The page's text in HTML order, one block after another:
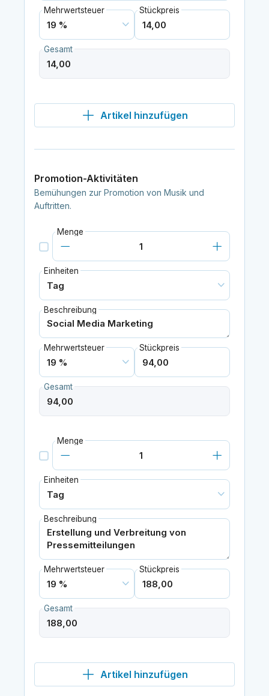
Mehrwertsteuer Stückpreis
Gesamt
Artikel hinzufügen
Promotion-Aktivitäten
Bemühungen zur Promotion von Musik und
Auftritten.
Menge
Einheiten
Beschreibung
Mehrwertsteuer Stückpreis
Gesamt
Menge
Einheiten
Beschreibung
Mehrwertsteuer Stückpreis
Gesamt
Artikel hinzufügen